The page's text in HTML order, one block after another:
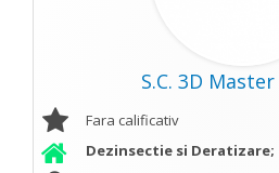
S.C. 3D
Fara calificativ
Dezinsectie si Deratizare;